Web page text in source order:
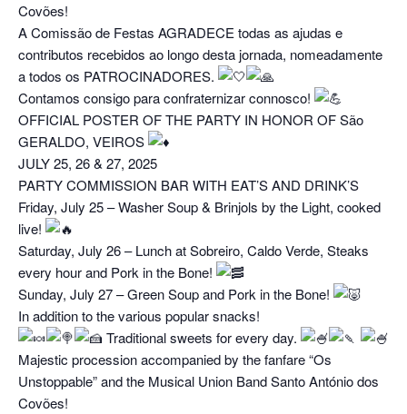
Covões!
A Comissão de Festas AGRADECE todas as ajudas e
contributos recebidos ao longo desta jornada, nomeadamente
a todos os PATROCINADORES.
Contamos consigo para confraternizar connosco!
OFFICIAL POSTER OF THE PARTY IN HONOR OF São
GERALDO, VEIROS
JULY 25, 26 & 27, 2025
PARTY COMMISSION BAR WITH EAT’S AND DRINK’S
Friday, July 25 – Washer Soup & Brinjols by the Light, cooked
live!
Saturday, July 26 – Lunch at Sobreiro, Caldo Verde, Steaks
every hour and Pork in the Bone!
Sunday, July 27 – Green Soup and Pork in the Bone!
In addition to the various popular snacks!
Traditional sweets for every day.
Majestic procession accompanied by the fanfare “Os
Unstoppable” and the Musical Union Band Santo António dos
Covões!